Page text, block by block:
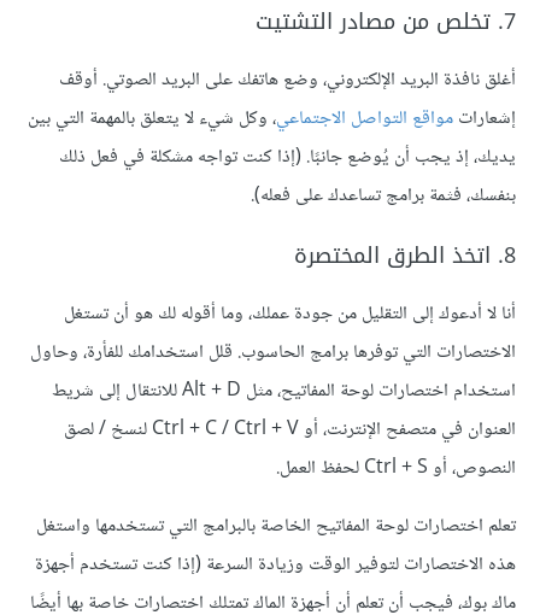
7. تخلص من مصادر التشتيت
أغلق نافذة البريد الإلكتروني، وضع هاتفك على البريد الصوتي. أوقف
إشعاراتمواقع التواصل الاجتماعي، وكل شيء لا يتعلق بالمهمة التي بين
يديك، إذ يجب أن يُوضع جانبًا. (إذا كنت تواجه مشكلة في فعل ذلك
بنفسك، فثمة برامج تساعدك على فعله).
8. اتخذ الطرق المختصرة
أنا لا أدعوك إلى التقليل من جودة عملك، وما أقوله لك هو أن تستغل
الاختصارات التي توفرها برامج الحاسوب. قلل استخدامك للفأرة، وحاول
استخدام اختصارات لوحة المفاتيح، مثل Alt + D للانتقال إلى شريط
العنوان في متصفح الإنترنت، أو Ctrl + C / Ctrl + V لنسخ / لصق
النصوص، أو Ctrl + S لحفظ العمل.
تعلم اختصارات لوحة المفاتيح الخاصة بالبرامج التي تستخدمها واستغل
هذه الاختصارات لتوفير الوقت وزيادة السرعة (إذا كنت تستخدم أجهزة
ماك بوك، فيجب أن تعلم أن أجهزة الماك تمتلك اختصارات خاصة بها أيضًا